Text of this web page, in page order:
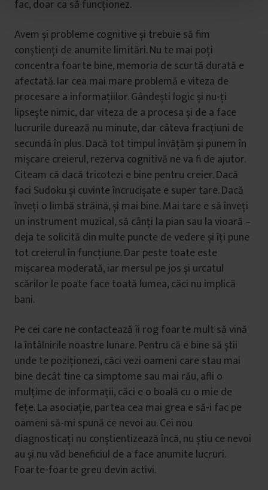
fac, doar ca să funcționez.
Avem și probleme cognitive și trebuie să fim
conștienți de anumite limitări. Nu te mai poți
concentra foarte bine, memoria de scurtă durată e
afectată. Iar cea mai mare problemă e viteza de
procesare a informațiilor. Gândești logic și nu-ți
lipsește nimic, dar viteza de a procesa și de a face
lucrurile durează nu minute, dar câteva fracțiuni de
secundă în plus. Dacă tot timpul învățăm și punem în
mișcare creierul, rezerva cognitivă ne va fi de ajutor.
Citeam că dacă tricotezi e bine pentru creier. Dacă
faci Sudoku și cuvinte încrucișate e super tare. Dacă
înveți o limbă străină, și mai bine. Mai tare e să înveți
un instrument muzical, să cânți la pian sau la vioară –
deja te solicită din multe puncte de vedere și îți pune
tot creierul în funcțiune. Dar peste toate este
mișcarea moderată, iar mersul pe jos și urcatul
scărilor le poate face toată lumea, căci nu implică
bani.
Pe cei care ne contactează îi rog foarte mult să vină
la întâlnirile noastre lunare. Pentru că e bine să știi
unde te poziționezi, căci vezi oameni care stau mai
bine decât tine ca simptome sau mai rău, afli o
mulțime de informații, căci e o boală cu o mie de
fețe. La asociație, partea cea mai grea e să-i fac pe
oameni să-mi spună ce nevoi au. Cei nou
diagnosticați nu conștientizează încă, nu știu ce nevoi
au și nu văd beneficiul de a face anumite lucruri.
Foarte-foarte greu devin activi.